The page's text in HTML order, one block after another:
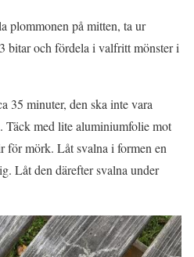
plommonen på mitten, ta ur
bitar och fördela i valfritt mönster i
35 minuter, den ska inte vara
Täck med lite aluminiumfolie mot
för mörk. Låt svalna i formen en
Låt den därefter svalna under